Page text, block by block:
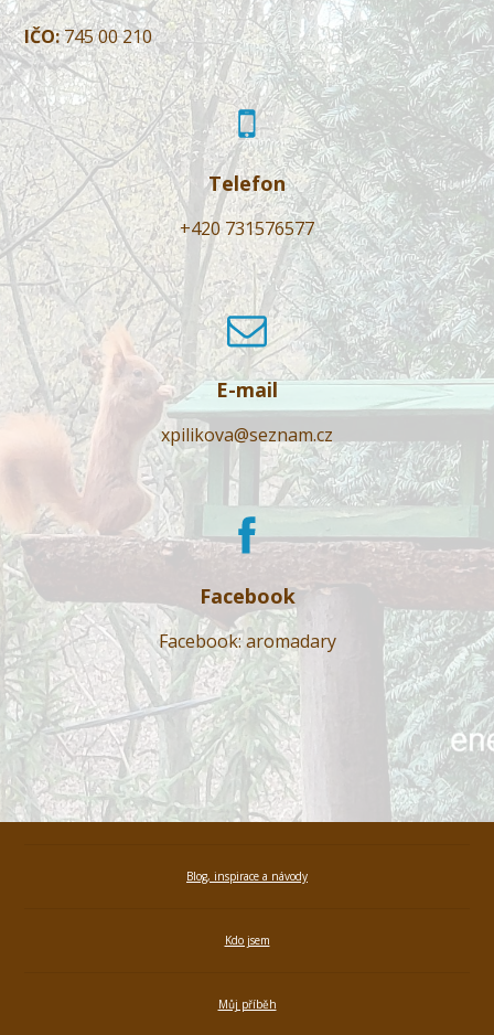
IČO:745 00 210
Telefon
+420 731576577
E-mail
xpilikova@seznam.cz
Facebook
Facebook: aromadary
Blog, inspirace a návody
Kdo jsem
Můj příběh